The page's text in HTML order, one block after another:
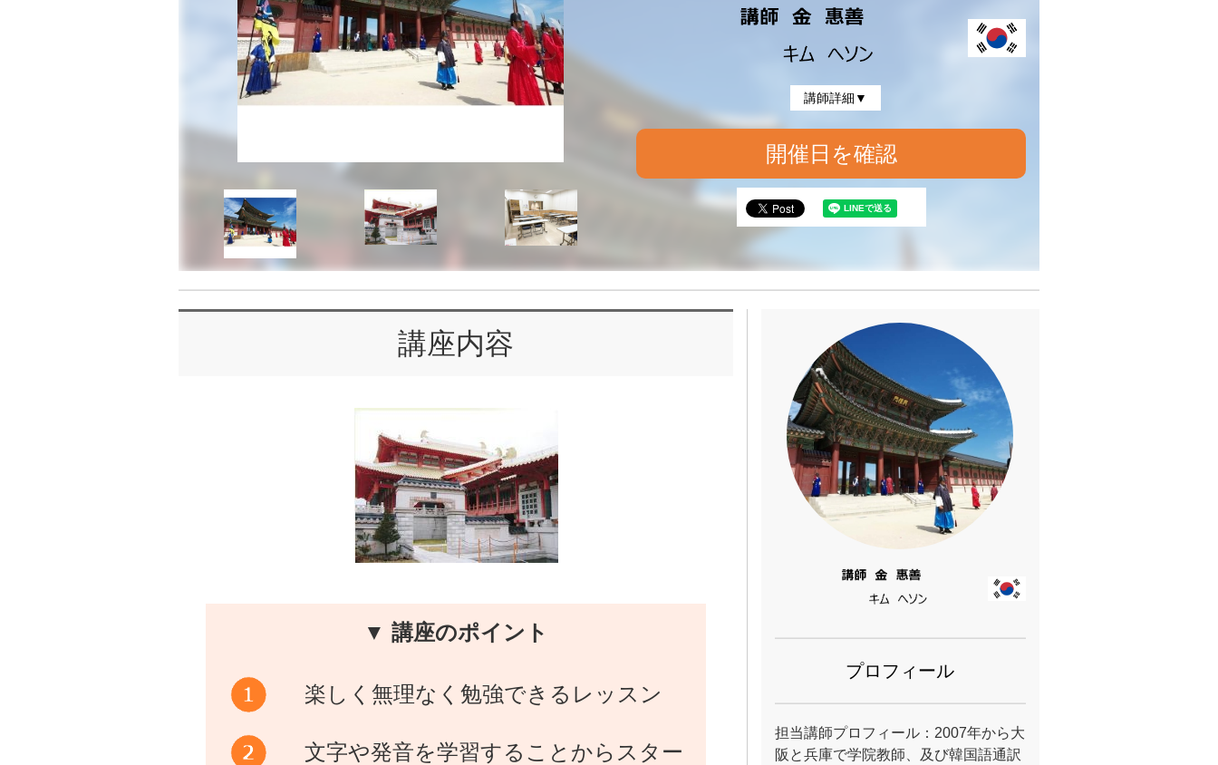
講師詳細▼
開催日を確認
講座内容
▼ 講座のポイント
楽しく無理なく勉強できるレッスン
文字や発音を学習することからスター
プロフィール
担当講師プロフィール：2007年から大
阪と兵庫で学院教師、及び韓国語通訳